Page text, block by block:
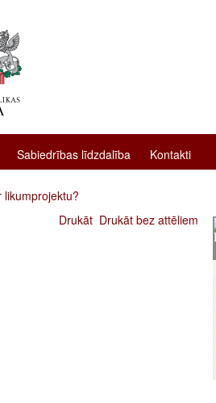
Sabiedrības līdzdalība Kontakti
likumprojektu?
Drukāt Drukāt bez attēliem